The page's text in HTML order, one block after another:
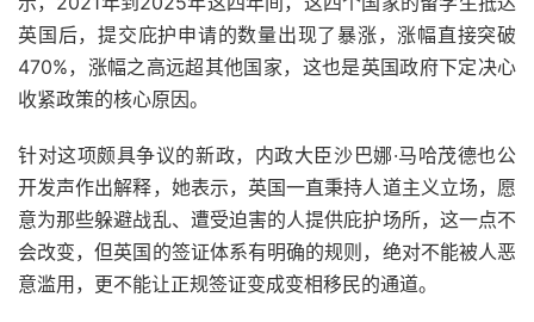
英国后，提交庇护申请的数量出现了暴涨，涨幅直接突破
470%，涨幅之高远超其他国家，这也是英国政府下定决心
收紧政策的核心原因。
针对这项颇具争议的新政，内政大臣沙巴娜·马哈茂德也公
开发声作出解释，她表示，英国一直秉持人道主义立场，愿
意为那些躲避战乱、遭受迫害的人提供庇护场所，这一点不
会改变，但英国的签证体系有明确的规则，绝对不能被人恶
意滥用，更不能让正规签证变成变相移民的通道。